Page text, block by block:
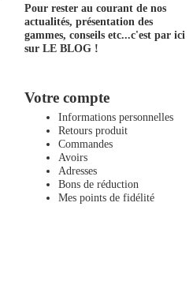
Pour rester au courant de nos
actualités, présentation des
gammes, conseils etc...c'est par ici
sur LE BLOG !
Votre compte
Informations personnelles
Retours produit
Commandes
Avoirs
Adresses
Bons de réduction
Mes points de fidélité